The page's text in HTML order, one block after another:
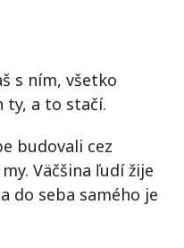
s ním, všetko
ty, a to stačí.
budovali cez
Väčšina ľudí žije
do seba samého je